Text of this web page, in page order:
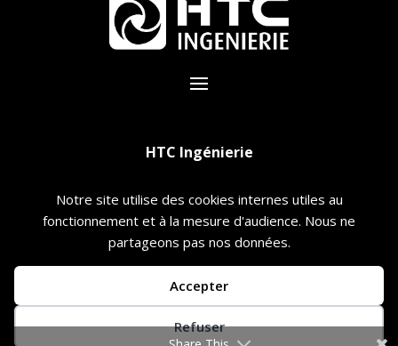
Notre site utilise des cookies internes utiles au
fonctionnement et à la mesure d'audience. Nous ne
partageons pas nos données.
Accepter
Refuser
HTC Ingénierie
3 rue Pierre Landais – ZA du Chardonneret
35680 BAIS
02 99 76 30 09